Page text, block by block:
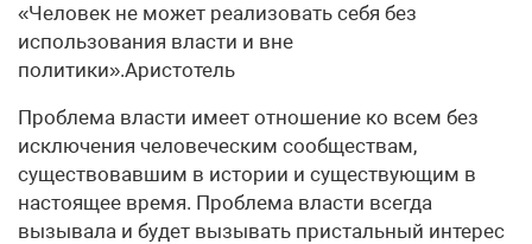
«Человек не может реализовать себя без
использования власти и вне
политики».Аристотель
Проблема власти имеет отношение ко всем без
исключения человеческим сообществам,
существовавшим в истории и существующим в
настоящее время. Проблема власти всегда
вызывала и будет вызывать пристальный интерес